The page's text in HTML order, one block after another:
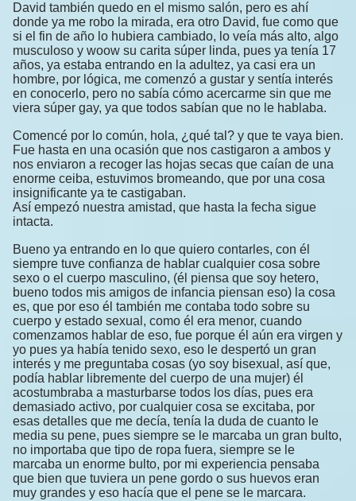
David también quedo en el mismo salón, pero es ahí
donde ya me robo la mirada, era otro David, fue como que
si el fin de año lo hubiera cambiado, lo veía más alto, algo
musculoso y woow su carita súper linda, pues ya tenía 17
años, ya estaba entrando en la adultez, ya casi era un
hombre, por lógica, me comenzó a gustar y sentía interés
en conocerlo, pero no sabía cómo acercarme sin que me
viera súper gay, ya que todos sabían que no le hablaba.
Comencé por lo común, hola, ¿qué tal? y que te vaya bien.
Fue hasta en una ocasión que nos castigaron a ambos y
nos enviaron a recoger las hojas secas que caían de una
enorme ceiba, estuvimos bromeando, que por una cosa
insignificante ya te castigaban.
Así empezó nuestra amistad, que hasta la fecha sigue
intacta.
Bueno ya entrando en lo que quiero contarles, con él
siempre tuve confianza de hablar cualquier cosa sobre
sexo o el cuerpo masculino, (él piensa que soy hetero,
bueno todos mis amigos de infancia piensan eso) la cosa
es, que por eso él también me contaba todo sobre su
cuerpo y estado sexual, como él era menor, cuando
comenzamos hablar de eso, fue porque él aún era virgen y
yo pues ya había tenido sexo, eso le despertó un gran
interés y me preguntaba cosas (yo soy bisexual, así que,
podía hablar libremente del cuerpo de una mujer) él
acostumbraba a masturbarse todos los días, pues era
demasiado activo, por cualquier cosa se excitaba, por
esas detalles que me decía, tenía la duda de cuanto le
media su pene, pues siempre se le marcaba un gran bulto,
no importaba que tipo de ropa fuera, siempre se le
marcaba un enorme bulto, por mi experiencia pensaba
que bien que tuviera un pene gordo o sus huevos eran
muy grandes y eso hacía que el pene se le marcara.